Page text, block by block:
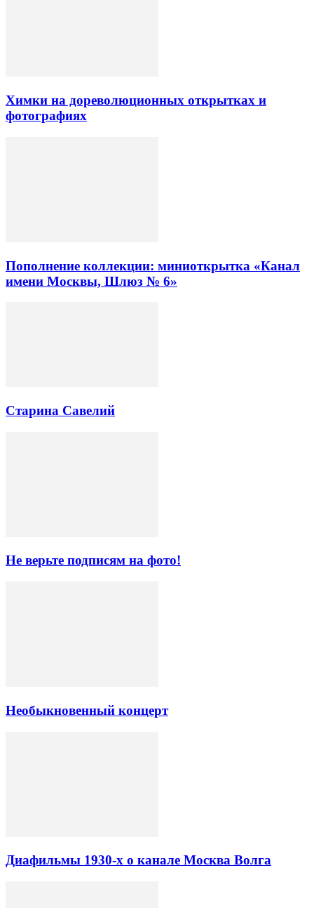
Химки на дореволюционных открытках и
фотографиях
Пополнение коллекции: миниоткрытка «Канал
имени Москвы, Шлюз № 6»
Старина Савелий
Не верьте подписям на фото!
Необыкновенный концерт
Диафильмы 1930-х о канале Москва Волга